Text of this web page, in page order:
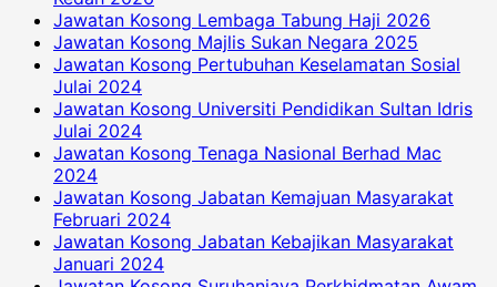
Jawatan Kosong Lembaga Tabung Haji 2026
Jawatan Kosong Majlis Sukan Negara 2025
Jawatan Kosong Pertubuhan Keselamatan Sosial
Julai 2024
Jawatan Kosong Universiti Pendidikan Sultan Idris
Julai 2024
Jawatan Kosong Tenaga Nasional Berhad Mac
2024
Jawatan Kosong Jabatan Kemajuan Masyarakat
Februari 2024
Jawatan Kosong Jabatan Kebajikan Masyarakat
Januari 2024